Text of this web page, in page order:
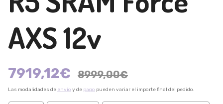
AXS 12v
7919,12€ 8999,00€
Las modalidades de envío y de pago pueden variar el importe final del pedido.